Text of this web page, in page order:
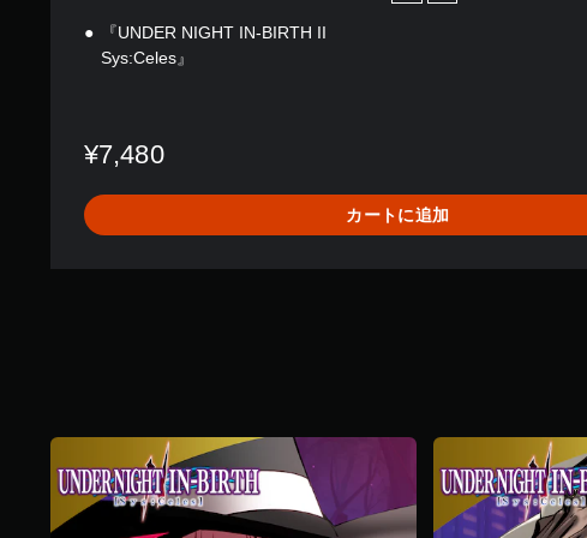
『UNDER NIGHT IN-BIRTH II
Sys:Celes』
¥7,480
カートに追加